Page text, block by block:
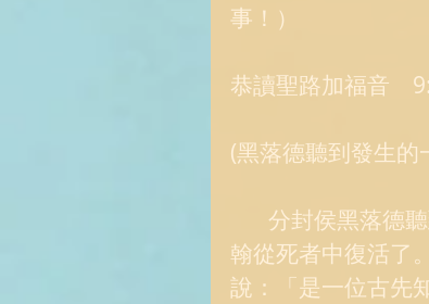
事！）
恭讀聖路加福音　
(黑落德聽到發生
翰從死者中復活了
說：「是一位古先